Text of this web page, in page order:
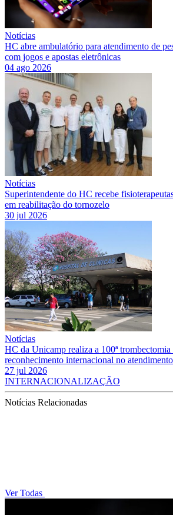
Notícias
HC abre ambulatório para atendimento de
com jogos e apostas eletrônicas
04 ago 2026
Notícias
Superintendente do HC recebe
em reabilitação do tornozelo
30 jul 2026
Notícias
HC da Unicamp realiza a 100ª trombectomia
reconhecimento internacional no
27 jul 2026
INTERNACIONALIZAÇÃO
Notícias Relacionadas
Ver Todas